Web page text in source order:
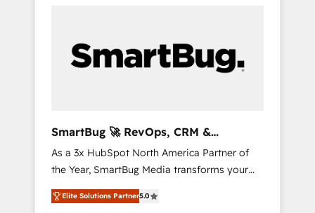
PMOとして主導。「設定の代行ではなく、設計
の責任」を引き受け、部門横断の統合・浸透・
Hubで一体提供。 ▸ 既存CRM・MAからの移行
支援：Salesforce・Marketo・Pardot等からの
移行、カスタム設計、履歴データ移行と活用設
計まで。 ▸ AEO対応：ChatGPT・Perplexity等
のAI検索からの流入・引用を前提にコンテンツ
and Story to stop "accelerating a mess." ⚙️
Elite Engineering & AI Scalable Architecture:
agents, and high-integrity migrations for total
reporting clarity. Security & Compliance: SOC
2 Type I and HIPAA attested for enterprise-
grade data security. 🏆 Why Bluleadz? GTM
OS Partner | 16+ Years Experience | 1,000+
SmartBug 🚀 RevOps, CRM &
Integration Experts
As a 3x HubSpot North America Partner of
the Year, SmartBug Media transforms your
customer lifecycle into a revenue engine. Our
unified ecosystem includes specialized
Elite Solutions Partner5.0